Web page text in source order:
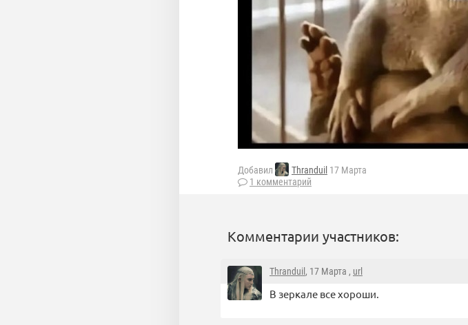
Добавил Thranduil 17 Марта
1 комментарий
Комментарии участников:
Thranduil , 17 Марта , url
В зеркале все хороши.